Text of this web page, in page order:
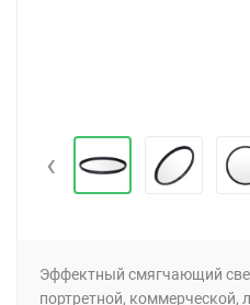
‹
Эффектный смягчающий
портретной, коммерческой,